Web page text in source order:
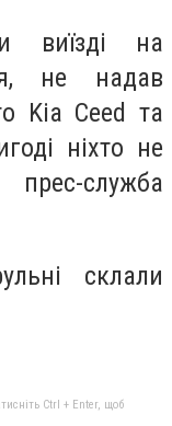
виїзді на
не надав
Kia Ceed та
ніхто не
служба
склали
Ctrl + Enter, щоб